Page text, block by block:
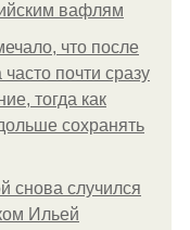
вафлям
что после
почти сразу
тогда как
сохранять
снова случился
Ильей